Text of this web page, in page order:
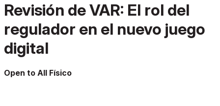
Revisión de VAR: El rol del
regulador en el nuevo juego
digital
Open to All Físico